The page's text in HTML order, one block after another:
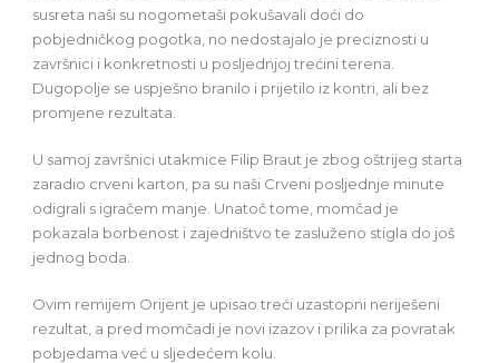
susreta naši su nogometaši pokušavali doći do
pobjedničkog pogotka, no nedostajalo je preciznosti u
završnici i konkretnosti u posljednjoj trećini terena.
Dugopolje se uspješno branilo i prijetilo iz kontri, ali bez
promjene rezultata.
U samoj završnici utakmice Filip Braut je zbog oštrijeg starta
zaradio crveni karton, pa su naši Crveni posljednje minute
odigrali s igračem manje. Unatoč tome, momčad je
pokazala borbenost i zajedništvo te zasluženo stigla do još
jednog boda.
Ovim remijem Orijent je upisao treći uzastopni neriješeni
rezultat, a pred momčadi je novi izazov i prilika za povratak
pobjedama već u sljedećem kolu.